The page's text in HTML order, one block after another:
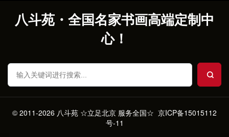
八斗苑・全国名家书画高端定制中
心！
© 2011-2026 八斗苑 ☆立足北京 服务全国☆ 京ICP备15015112
号-11